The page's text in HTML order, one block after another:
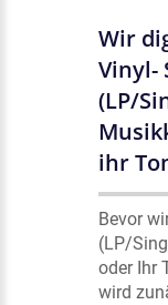
Wir
Vinyl-
(LP/
ihr
Bevor
(LP/
oder Ihr
wird